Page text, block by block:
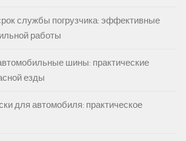
службы погрузчика: эффективные
работы
шины: практические
езды
для автомобиля: практическое